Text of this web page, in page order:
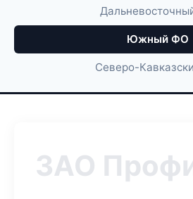
Южный ФО
Северо-
ЗАО